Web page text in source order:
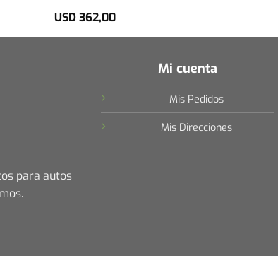
USD362,00
para autos
Mi cuenta
Mis Pedidos
Mis Direcciones